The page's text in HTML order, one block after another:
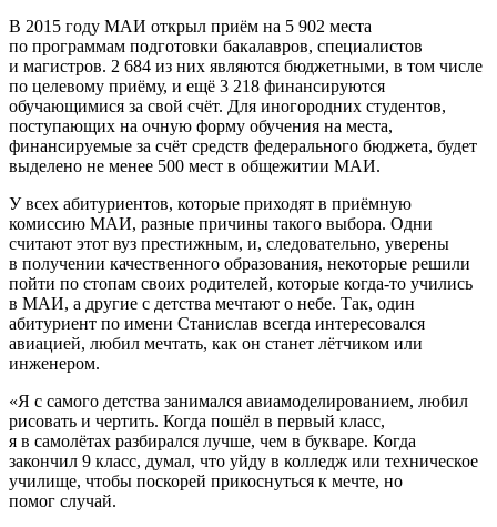
В 2015 году МАИ открыл приём на 5 902 места
по программам подготовки бакалавров, специалистов
и магистров. 2 684 из них являются бюджетными, в том числе
по целевому приёму, и ещё 3 218 финансируются
обучающимися за свой счёт. Для иногородних студентов,
поступающих на очную форму обучения на места,
финансируемые за счёт средств федерального бюджета, будет
выделено не менее 500 мест в общежитии МАИ.
У всех абитуриентов, которые приходят в приёмную
комиссию МАИ, разные причины такого выбора. Одни
считают этот вуз престижным, и, следовательно, уверены
в получении качественного образования, некоторые решили
пойти по стопам своих родителей, которые когда-то учились
в МАИ, а другие с детства мечтают о небе. Так, один
абитуриент по имени Станислав всегда интересовался
авиацией, любил мечтать, как он станет лётчиком или
инженером.
«Я с самого детства занимался авиамоделированием, любил
рисовать и чертить. Когда пошёл в первый класс,
я в самолётах разбирался лучше, чем в букваре. Когда
закончил 9 класс, думал, что уйду в колледж или техническое
училище, чтобы поскорей прикоснуться к мечте, но
помог случай.